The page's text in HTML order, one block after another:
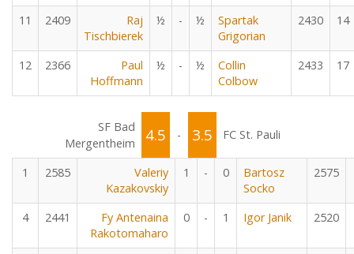
11 2409
Raj
Tischbierek
½ - ½
Spartak
Grigorian
2430 14
12 2366
Paul
Hoffmann
½ - ½
Collin
Colbow
2433 17
SF Bad
Mergentheim
4.5 - 3.5 FC St. Pauli
1 2585
Valeriy
Kazakovskiy
1 - 0
Bartosz
Socko
2575
4 2441
Fy Antenaina
Rakotomaharo
0 - 1 Igor Janik 2520